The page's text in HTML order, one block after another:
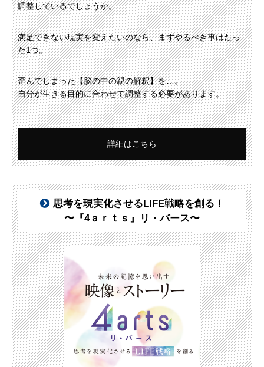
調整しているでしょうか。
満足できない現実を変えたいのなら、まずやるべき事はたっ
た1つ。
歪んでしまった【脳の中の親の解釈】を…。
自分が生きる目的に合わせて調整する必要があります。
詳細はこちら
思考を現実化させるLIFE戦略を創る！
〜『4ａｒｔｓ』リ・バース〜